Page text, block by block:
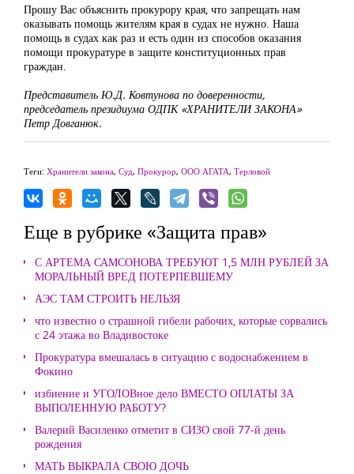
Прошу Вас объяснить прокурору края, что запрещать нам
оказывать помощь жителям края в судах не нужно. Наша
помощь в судах как раз и есть один из способов оказания
помощи прокуратуре в защите конституционных прав
граждан.
Представитель Ю.Д. Ковтунова по доверенности,
председатель президиума ОДПК «ХРАНИТЕЛИ ЗАКОНА»
Петр Довганюк.
Теги: Хранители закона, Суд, Прокурор, ООО АГАТА, Терловой
Еще в рубрике «Защита прав»
С АРТЕМА САМСОНОВА ТРЕБУЮТ 1,5 МЛН РУБЛЕЙ ЗА
МОРАЛЬНЫЙ ВРЕД ПОТЕРПЕВШЕМУ
АЭС ТАМ СТРОИТЬ НЕЛЬЗЯ
что известно о страшной гибели рабочих, которые сорвались
с 24 этажа во Владивостоке
Прокуратура вмешалась в ситуацию с водоснабжением в
Фокино
избиение и УГОЛОВное дело ВМЕСТО ОПЛАТЫ ЗА
ВЫПОЛЕННУЮ РАБОТУ?
Валерий Василенко отметит в СИЗО свой 77-й день
рождения
МАТЬ ВЫКРАЛА СВОЮ ДОЧЬ